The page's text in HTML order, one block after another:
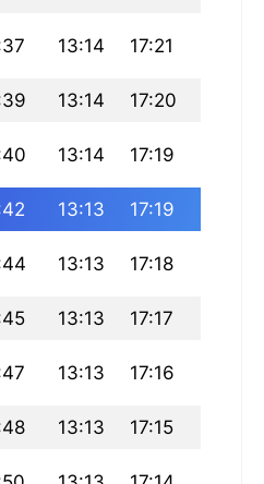
13:14 17:21
13:14 17:20
13:14 17:19
13:13 17:19
13:13 17:18
13:13 17:17
13:13 17:16
13:13 17:15